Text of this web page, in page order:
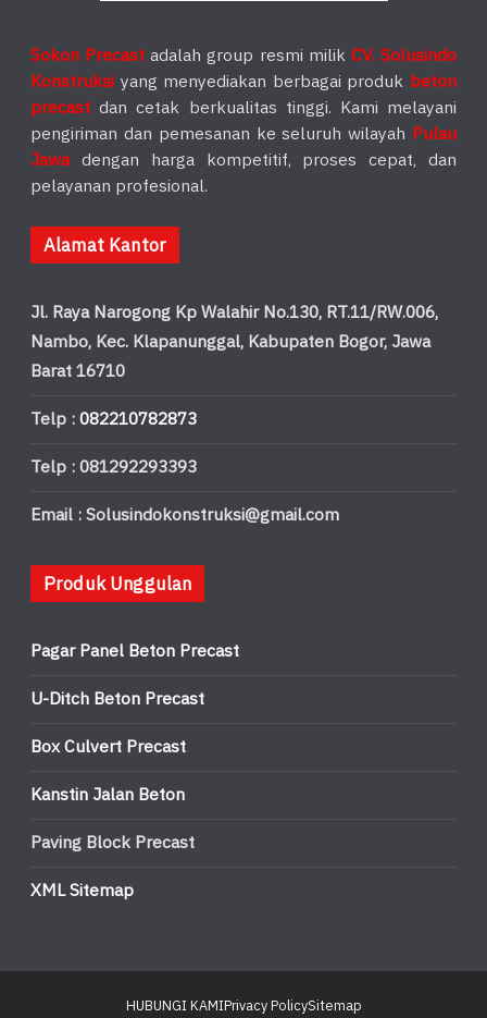
Sokon Precast adalah group resmi milik CV. Solusindo
Konstruksi yang menyediakan berbagai produk beton
precast dan cetak berkualitas tinggi. Kami melayani
pengiriman dan pemesanan ke seluruh wilayah Pulau
Jawadengan harga kompetitif, proses cepat, dan
pelayanan profesional.
Alamat Kantor
Jl. Raya Narogong Kp Walahir No.130, RT.11/RW.006,
Nambo, Kec. Klapanunggal, Kabupaten Bogor, Jawa
Barat 16710
Telp :082210782873
Telp : 081292293393
Email : Solusindokonstruksi@gmail.com
Produk Unggulan
Pagar Panel Beton Precast
U-Ditch Beton Precast
Box Culvert Precast
Kanstin Jalan Beton
Paving Block Precast
XML Sitemap
HUBUNGI KAMIPrivacy PolicySitemap